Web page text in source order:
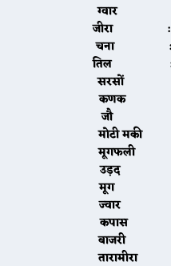
ग्वार
जीरा
चना
तिल
सरसों
कणक
जौ
मोटी
मूगफली
उड़द
मूग
ज्वार
कपास
बाजरी